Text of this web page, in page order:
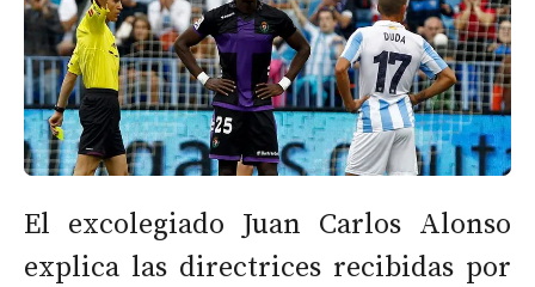
El excolegiado Juan Carlos Alonso
explica las directrices recibidas por